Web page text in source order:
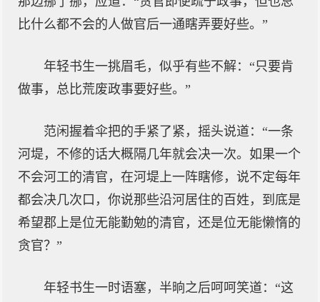
比什么都不会的人做官后一通瞎弄要好些。”
年轻书生一挑眉毛，似乎有些不解：“只要肯
做事，总比荒废政事要好些。”
范闲握着伞把的手紧了紧，摇头说道：“一条
河堤，不修的话大概隔几年就会决一次。如果一个
不会河工的清官，在河堤上一阵瞎修，说不定每年
都会决几次口，你说那些沿河居住的百姓，到底是
希望郡上是位无能勤勉的清官，还是位无能懒惰的
贪官？”
年轻书生一时语塞，半晌之后呵呵笑道：“这